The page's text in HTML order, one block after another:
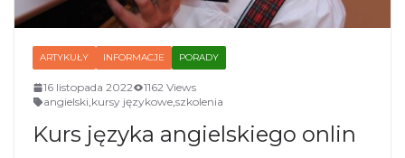
ARTYKUŁY INFORMACJE PORADY
16 listopada 2022
1162 Views
angielski kursy językowe szkolenia
Kurs języka angielskiego onlin